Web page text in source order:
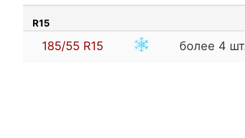
зимний период.
R15
185/55 R15 более 4